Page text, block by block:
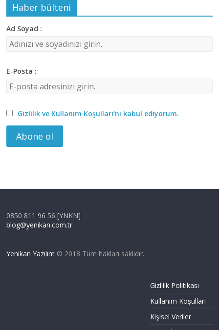
Haber bülteni
Ad Soyad :
E-Posta :
Gizlilik ve Kullanım Koşulları’nı kabul ediyorum.
0850 811 96 56 [YNKN]
blog@yenikan.com.tr
Yenikan Yazılım © 2018 Tüm hakları saklıdır.
Gizlilik Politikası
Kullanım Koşulları
Kişisel Veriler